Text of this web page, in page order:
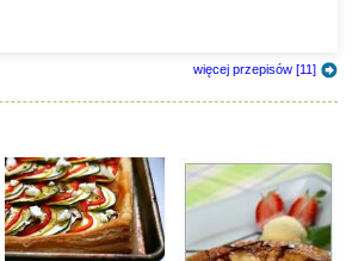
więcej przepisów [11]